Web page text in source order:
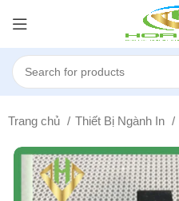
Trang chủ Thiết Bị Ngành In